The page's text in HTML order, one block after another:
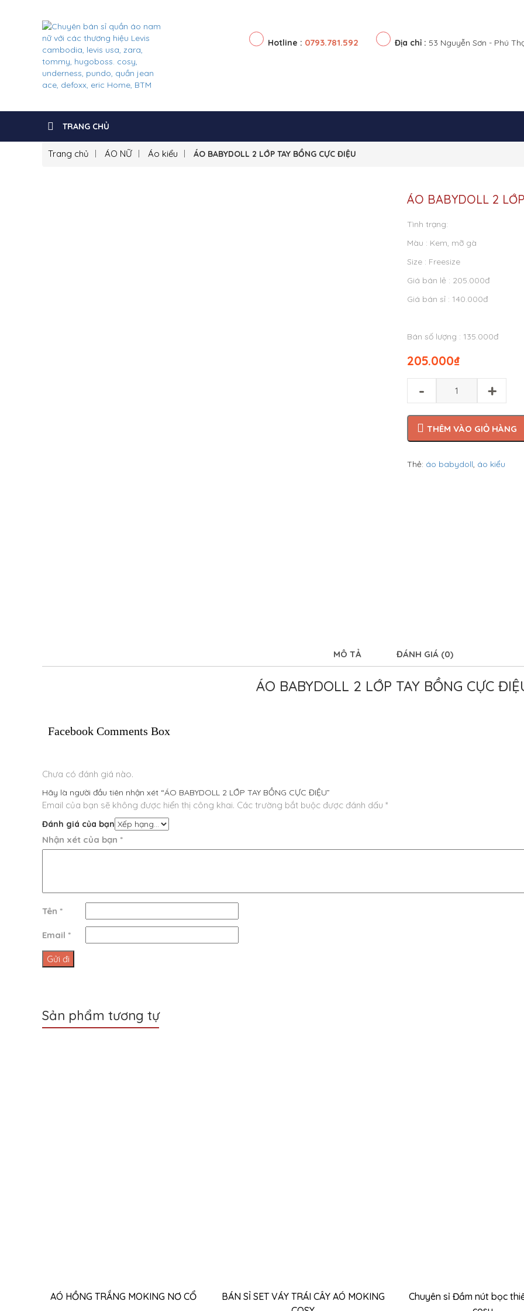
Hotline : 0793.781.592 Địa chỉ : 53 Nguyễn Sơn - Phú
TRANG CHỦ
Trang chủ ÁO NỮ Áo kiểu ÁO BABYDOLL 2 LỚP TAY BỒNG CỰC ĐIỆU
ÁO BABYDOLL 2
Tình trạng:
Màu : Kem, mỡ gà
Size : Freesize
Giá bán lẻ : 205.000đ
Giá bán sỉ : 140.000đ
Bán số lượng : 135.000đ
₫
205.000
- +
THÊM VÀO GIỎ HÀNG
Thẻ: áo babydoll, áo kiểu
MÔ TẢ ĐÁNH GIÁ (0)
ÁO BABYDOLL 2 LỚP TAY BỒNG CỰC
Facebook Comments Box
Chưa có đánh giá nào.
Hãy là người đầu tiên nhận xét “ÁO BABYDOLL 2 LỚP TAY BỒNG CỰC ĐIỆU”
Email của bạn sẽ không được hiển thị công khai. Các trường bắt buộc được đánh dấu *
Đánh giá của bạn
Nhận xét của bạn *
Tên *
Email *
Sản phẩm tương tự
AÓ HỒNG TRẮNG MOKING NƠ CỔ
BÁN SỈ SET VÁY TRÁI CÂY AÓ MOKING
Chuyên sỉ Đầm nút bọc